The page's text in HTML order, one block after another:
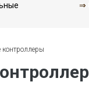
контроллеры